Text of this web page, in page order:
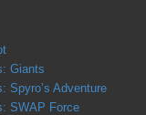
Giants
Spyro’s Adventure
SWAP Force